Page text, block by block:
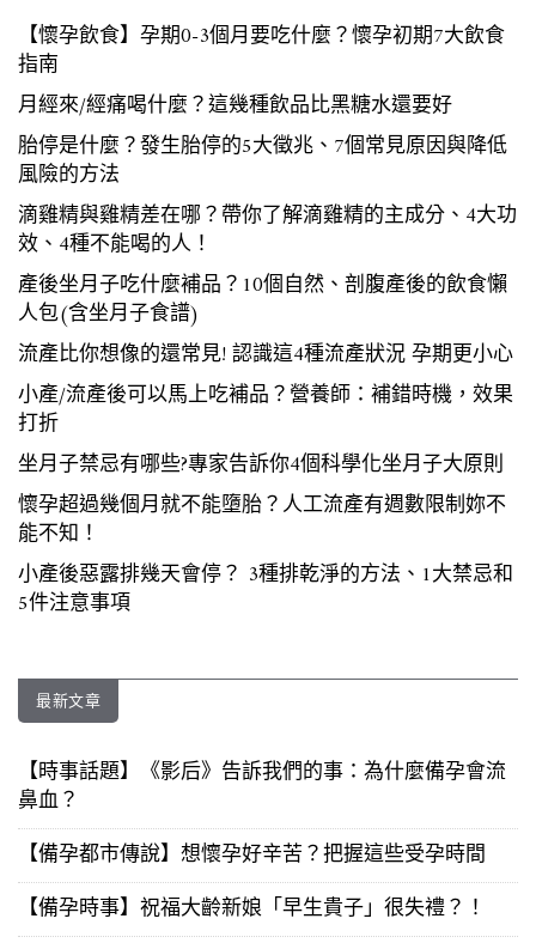
【懷孕飲食】孕期0-3個月要吃什麼？懷孕初期7大飲食
指南
月經來/經痛喝什麼？這幾種飲品比黑糖水還要好
胎停是什麼？發生胎停的5大徵兆、7個常見原因與降低
風險的方法
滴雞精與雞精差在哪？帶你了解滴雞精的主成分、4大功
效、4種不能喝的人！
產後坐月子吃什麼補品？10個自然、剖腹產後的飲食懶
人包(含坐月子食譜)
流產比你想像的還常見! 認識這4種流產狀況 孕期更小心
小產/流產後可以馬上吃補品？營養師：補錯時機，效果
打折
坐月子禁忌有哪些?專家告訴你4個科學化坐月子大原則
懷孕超過幾個月就不能墮胎？人工流產有週數限制妳不
能不知！
小產後惡露排幾天會停？ 3種排乾淨的方法、1大禁忌和
5件注意事項
最新文章
【時事話題】《影后》告訴我們的事：為什麼備孕會流
鼻血？
【備孕都市傳說】想懷孕好辛苦？把握這些受孕時間
【備孕時事】祝福大齡新娘「早生貴子」很失禮？！